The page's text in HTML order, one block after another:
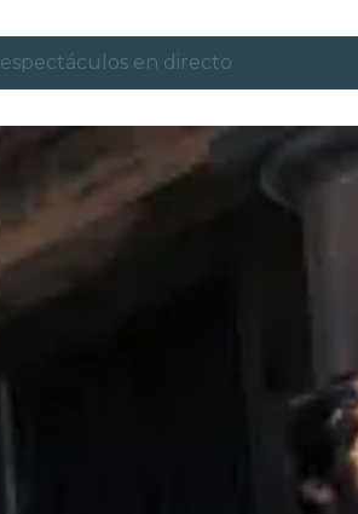
espectáculos en directo
exposiciones